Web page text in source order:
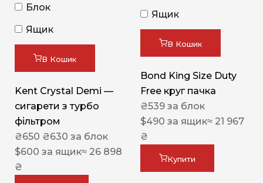
Блок
Ящик
В Кошик
Kent Crystal Demi —
сигарети з турбо
фільтром
₴650 ₴630 за блок
$600 за ящик≈ 26 898
₴
Ящик
В Кошик
Bond King Size Duty
Free круг пачка
₴539 за блок
$490 за ящик≈ 21 967
₴
Купити